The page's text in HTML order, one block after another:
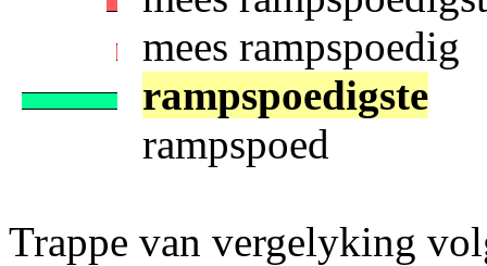
mees rampspoedig
rampspoedigste
rampspoed
Trappe van vergelyking